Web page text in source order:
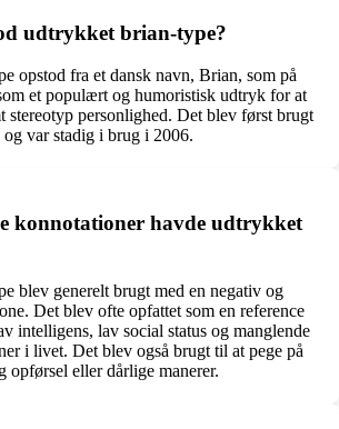
udtrykket brian-type?
opstod fra et dansk navn, Brian, som på
et populært og humoristisk udtryk for at
stereotyp personlighed. Det blev først brugt
var stadig i brug i 2006.
konnotationer havde udtrykket
blev generelt brugt med en negativ og
Det blev ofte opfattet som en reference
intelligens, lav social status og manglende
i livet. Det blev også brugt til at pege på
opførsel eller dårlige manerer.